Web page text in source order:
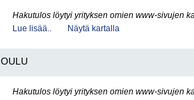
Hakutulos löytyi yrityksen omien www-sivujen
Lue lisää..
Näytä kartalla
OULU
Hakutulos löytyi yrityksen omien www-sivujen